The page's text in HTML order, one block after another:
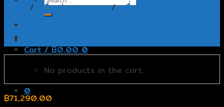
Cart /฿0.00 0
No products in the cart.
0
/ เครื่องว่ายทวนกระแส / เครื่องว่ายทวนน้ำ
Astralpool
฿71,290.00